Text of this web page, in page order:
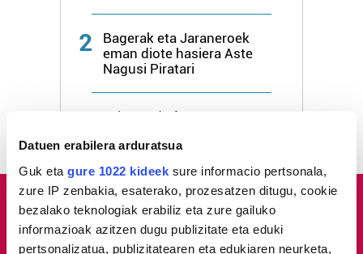
Datuen erabilera arduratsua
Guk eta gure 1022 kideek sure informacio pertsonala,
zure IP zenbakia, esaterako, prozesatzen ditugu, cookie
bezalako teknologiak erabiliz eta zure gailuko
informazioak azitzen dugu publizitate eta eduki
pertsonalizatua, publizitatearen eta edukiaren neurketa,
2
Bagerak eta Jaraneroek
eman diote hasiera Aste
Nagusi Piratari
Lehertu da festa!